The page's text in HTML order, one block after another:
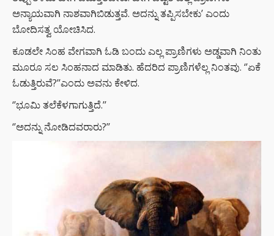
ಅನ್ಯಾಯವಾಗಿ ನಾಶವಾಗಿಬಿಡುತ್ತವೆ. ಅದನ್ನು ತಪ್ಪಿಸಬೇಕು’ ಎಂದು
ಬೋದಿಸತ್ವ ಯೋಚಿಸಿದ.
ಕೂಡಲೇ ಸಿಂಹ ವೇಗವಾಗಿ ಓಡಿ ಬಂದು ಎಲ್ಲ ಪ್ರಾಣಿಗಳು ಅಡ್ಡವಾಗಿ ನಿಂತು
ಮೂರೂ ಸಲ ಸಿಂಹನಾದ ಮಾಡಿತು. ಹೆದರಿದ ಪ್ರಾಣಿಗಳೆಲ್ಲ ನಿಂತವು. ‘’ಏಕೆ
ಓಡುತ್ತಿರುವೆ?’’ಎಂದು ಅವನು ಕೇಳಿದ.
‘’ಭೂಮಿ ತಲೆಕೆಳಗಾಗುತ್ತಿದೆ.’’
‘’ಅದನ್ನು ನೋಡಿದವರಾರು?’’